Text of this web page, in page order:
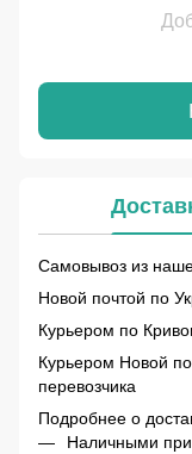
Самовывоз из
Новой почтой по
Курьером по
Курьером Новой
перевозчика
Подробнее о
Наличными